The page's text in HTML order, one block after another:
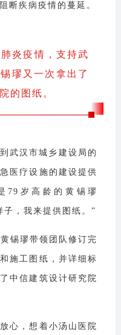
断疾病疫情的蔓延。
炎疫情，支持武
璆又一次拿出了
的图纸。
武汉市城乡建设局的
医疗设施的建设提供
79岁高龄的黄锡璆
，我来提供图纸。”
锡璆带领团队修订完
施工图纸，并详细标
中信建筑设计研究院
心，想着小汤山医院